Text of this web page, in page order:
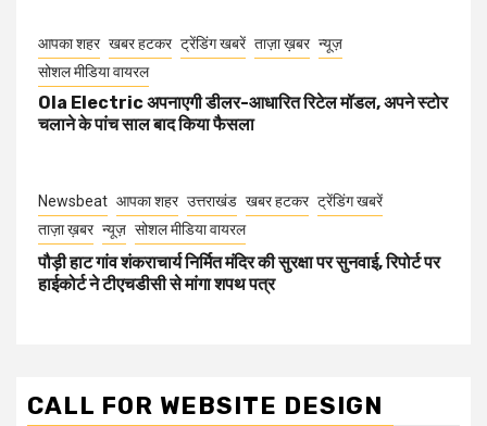
आपका शहर खबर हटकर ट्रेंडिंग खबरें ताज़ा ख़बर न्यूज़
सोशल मीडिया वायरल
Ola Electric अपनाएगी डीलर-आधारित रिटेल मॉडल, अपने स्टोर
चलाने के पांच साल बाद किया फैसला
Newsbeat आपका शहर उत्तराखंड खबर हटकर ट्रेंडिंग खबरें
ताज़ा ख़बर न्यूज़ सोशल मीडिया वायरल
पौड़ी हाट गांव शंकराचार्य निर्मित मंदिर की सुरक्षा पर सुनवाई, रिपोर्ट पर
हाईकोर्ट ने टीएचडीसी से मांगा शपथ पत्र
CALL FOR WEBSITE DESIGN